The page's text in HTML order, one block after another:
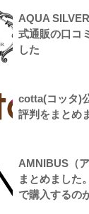
AQUA
式通販の口コ
した
cotta(コッタ)
評判をまとめ
AMNIBUS（
まとめました
で購入するの